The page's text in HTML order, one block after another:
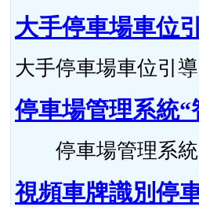
大手停車場車位
大手停車場車位引
停車場管理系統
停車場管理系統
視頻車牌識別停